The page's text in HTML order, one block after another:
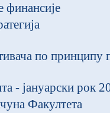
финансије
по принципу
- јануарски рок
Факултета